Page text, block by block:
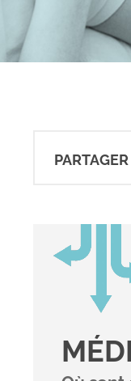
PARTAGER